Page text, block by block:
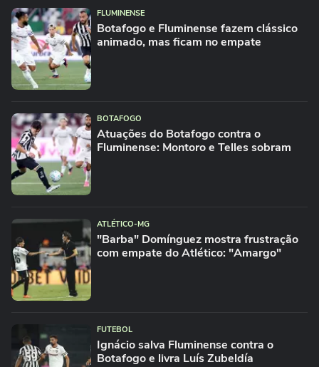
FLUMINENSE
Botafogo e Fluminense fazem clássico
animado, mas ficam no empate
BOTAFOGO
Atuações do Botafogo contra o
Fluminense: Montoro e Telles sobram
ATLÉTICO-MG
"Barba" Domínguez mostra frustração
com empate do Atlético: "Amargo"
FUTEBOL
Ignácio salva Fluminense contra o
Botafogo e livra Luís Zubeldía